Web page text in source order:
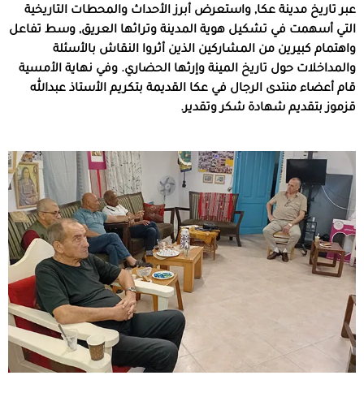
عبر تاريخ مدينة عكا, واستعرض أبرز الأحداث والمحطات التاريخية
التي أسهمت في تشكيل هوية المدينة وتراثها العريق, وسط تفاعل
واهتمام كبيرين من المشاركين الذين أثروا النقاش بالأسئلة
والمداخلات حول تاريخ المينة وإرثها الحضاري. وفي نهاية الأمسية
قام أعضاء منتدى الرجال في عكا القديمة بتكريم الأستاذ عبدالله
قزموز بتقديم شهادة شكر وتقدير.